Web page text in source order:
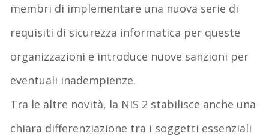
membri di implementare una nuova serie di
requisiti di sicurezza informatica per queste
organizzazioni e introduce nuove sanzioni per
eventuali inadempienze.
Tra le altre novità, la NIS 2 stabilisce anche una
chiara differenziazione tra i soggetti essenziali